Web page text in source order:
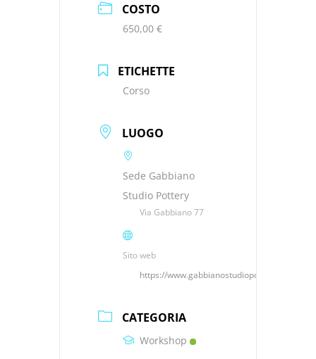
COSTO
650,00 €
ETICHETTE
Corso
LUOGO
Sede Gabbiano
Studio Pottery
Via Gabbiano 77
Sito web
https://www.gabbianostudiopottery.it
CATEGORIA
Workshop